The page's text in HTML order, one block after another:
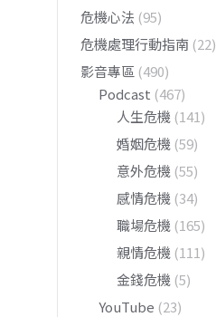
危機心法 (95)
危機處理行動指南 (22)
影音專區 (490)
Podcast (467)
人生危機 (141)
婚姻危機 (59)
意外危機 (55)
感情危機 (34)
職場危機 (165)
親情危機 (111)
金錢危機 (5)
YouTube (23)